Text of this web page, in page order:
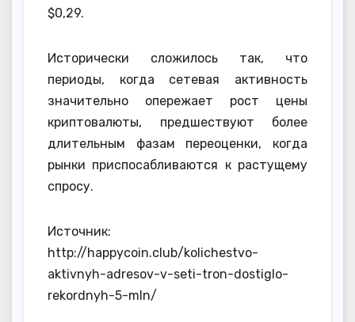
$0,29.
Исторически сложилось так, что
периоды, когда сетевая активность
значительно опережает рост цены
криптовалюты, предшествуют более
длительным фазам переоценки, когда
рынки приспосабливаются к растущему
спросу.
Источник:
http://happycoin.club/kolichestvo-
aktivnyh-adresov-v-seti-tron-dostiglo-
rekordnyh-5-mln/